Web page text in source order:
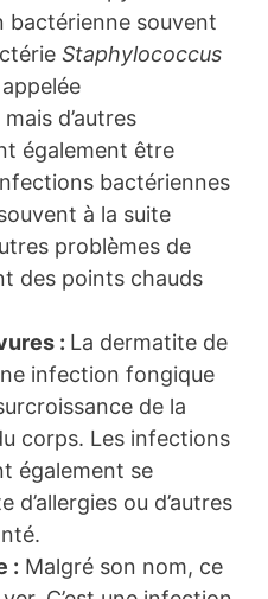
bactérienne souvent
Staphylococcus
mais d’autres
également être
bactériennes
à la suite
problèmes de
des points chauds
: La dermatite de
infection fongique
de la
corps. Les infections
également se
d’allergies ou d’autres
: Malgré son nom, ce